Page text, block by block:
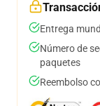
Entrega
Número de
paquetes
Reembolso